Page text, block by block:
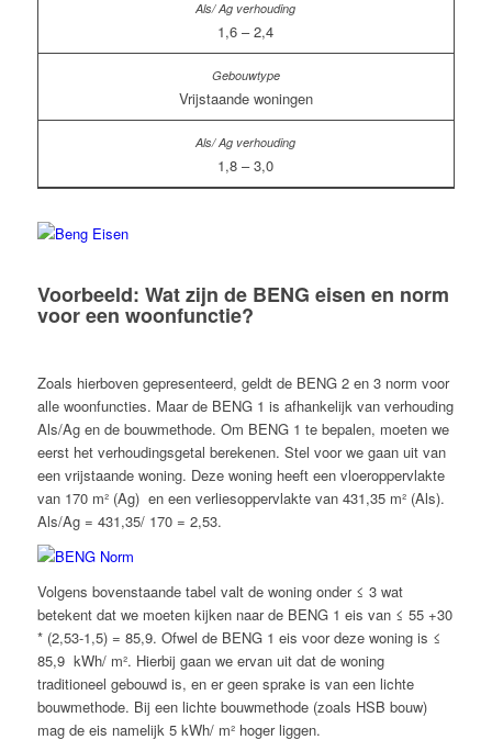
1,6 – 2,4
Vrijstaande woningen
1,8 – 3,0
Voorbeeld: Wat zijn de BENG eisen en norm
voor een woonfunctie?
Zoals hierboven gepresenteerd, geldt de BENG 2 en 3 norm voor
alle woonfuncties. Maar de BENG 1 is afhankelijk van verhouding
Als/Ag en de bouwmethode. Om BENG 1 te bepalen, moeten we
eerst het verhoudingsgetal berekenen. Stel voor we gaan uit van
een vrijstaande woning. Deze woning heeft een vloeroppervlakte
van 170 m² (Ag) en een verliesoppervlakte van 431,35 m² (Als).
Als/Ag = 431,35/ 170 = 2,53.
Volgens bovenstaande tabel valt de woning onder ≤ 3 wat
betekent dat we moeten kijken naar de BENG 1 eis van ≤ 55 +30
* (2,53-1,5) = 85,9. Ofwel de BENG 1 eis voor deze woning is ≤
85,9 kWh/ m². Hierbij gaan we ervan uit dat de woning
traditioneel gebouwd is, en er geen sprake is van een lichte
bouwmethode. Bij een lichte bouwmethode (zoals HSB bouw)
mag de eis namelijk 5 kWh/ m² hoger liggen.